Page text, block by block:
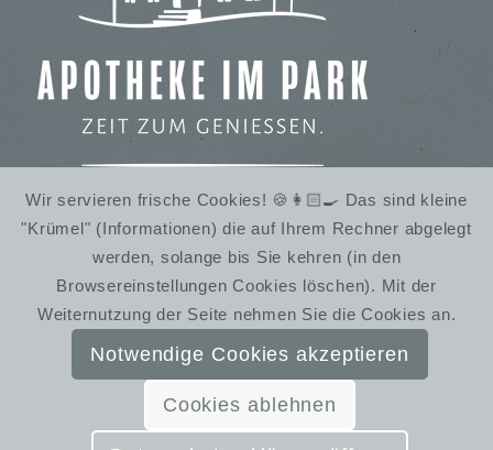
IMBISS IM STADTPARK
Wir servieren frische Cookies! 🍪👩🏻‍🍳 Das sind kleine
"Krümel" (Informationen) die auf Ihrem Rechner abgelegt
werden, solange bis Sie kehren (in den
Browsereinstellungen Cookies löschen). Mit der
Weiternutzung der Seite nehmen Sie die Cookies an.
Notwendige Cookies akzeptieren
Cookies ablehnen